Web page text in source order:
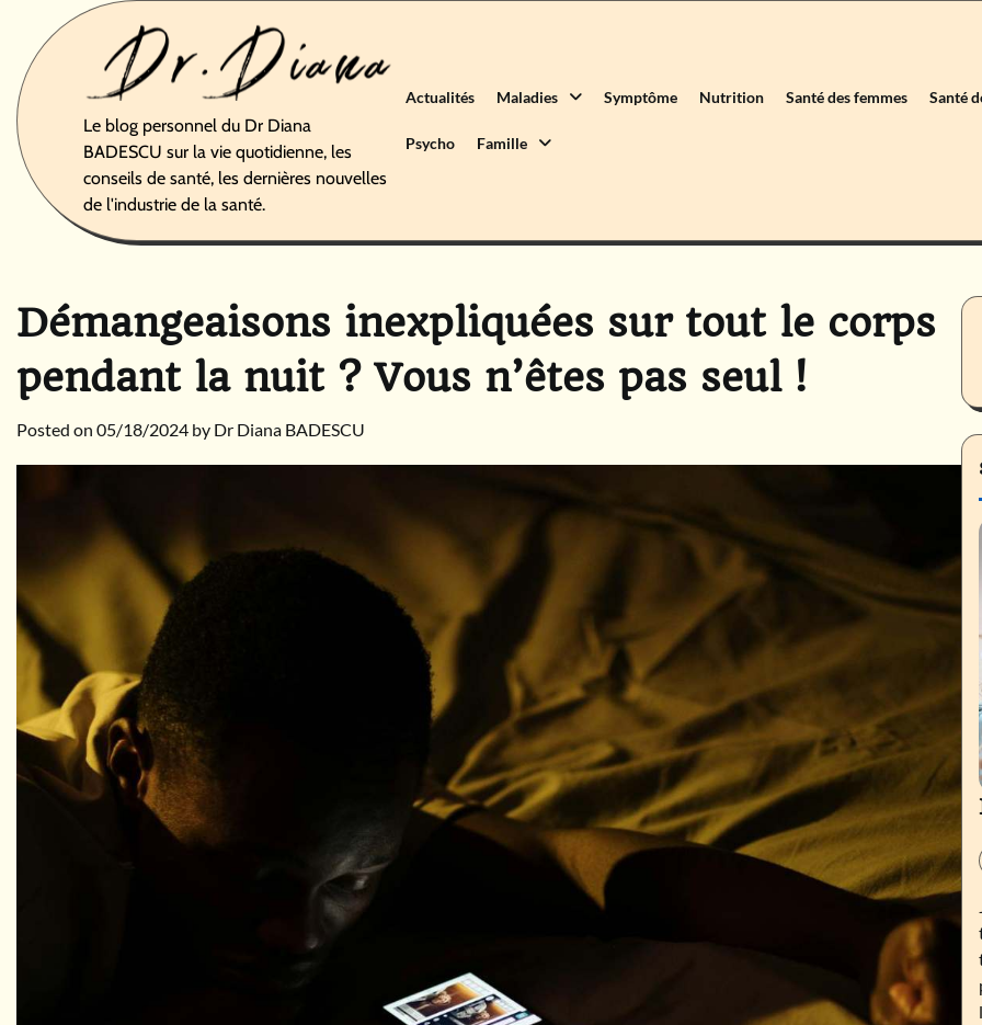
content
Le blog personnel du Dr Diana
BADESCU sur la vie quotidienne, les
conseils de santé, les dernières nouvelles
de l'industrie de la santé.
Actualités Maladies Symptôme Nutrition Santé des femmes Santé
Psycho Famille
Démangeaisons inexpliquées sur tout le corps
pendant la nuit ? Vous n’êtes pas seul !
Posted on 05/18/2024 by Dr Diana BADESCU